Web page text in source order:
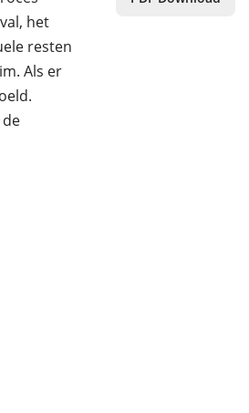
het
resten
Als er